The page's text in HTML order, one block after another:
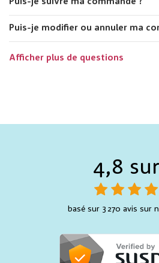
Puis-je suivre ma commande ?
Puis-je modifier ou annuler ma
Afficher plus de questions
4,8
basé sur 3 270 avis sur